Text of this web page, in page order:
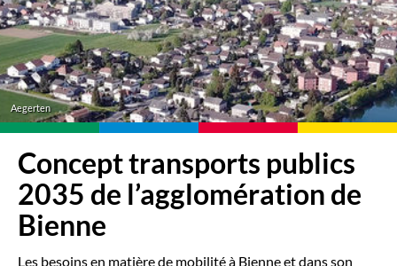
Aegerten
Concept transports publics
2035 de l’agglomération de
Bienne
Les besoins en matière de mobilité à Bienne et dans son